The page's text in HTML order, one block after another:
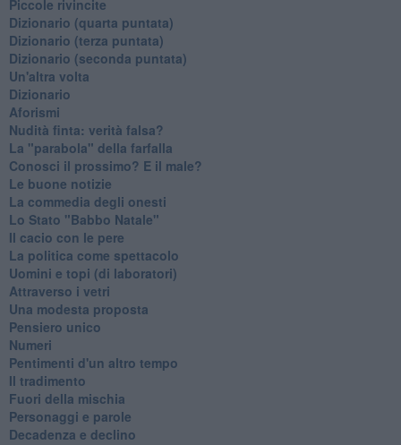
Piccole rivincite
​Dizionario (quarta puntata)
​Dizionario (terza puntata)
​Dizionario (seconda puntata)
Un'altra volta
Dizionario
Aforismi
Nudità finta: verità falsa?
La "parabola" della farfalla
Conosci il prossimo? E il male?
Le buone notizie
La commedia degli onesti
Lo Stato "Babbo Natale"
Il cacio con le pere
La politica come spettacolo
Uomini e topi (di laboratori)
Attraverso i vetri
Una modesta proposta
Pensiero unico
Numeri
Pentimenti d'un altro tempo
Il tradimento
Fuori della mischia
Personaggi e parole
Decadenza e declino